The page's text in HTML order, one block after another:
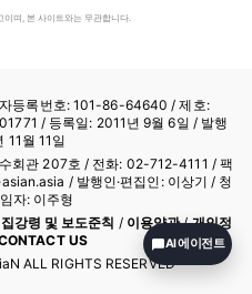
며, 본 사이트와는 무관합니다.
등록번호: 101-86-64640 / 제호:
/ 등록일: 2011년 9월 6일 / 발행
11월 11일
회관 207호 / 전화: 02-712-4111 / 팩
/ 발행인·편집인: 이상기 / 청
자: 이주형
강령 및 보도준칙 / 이용약관/개인정
US
ALL RIGHTS RESERVED
AI 에이전트